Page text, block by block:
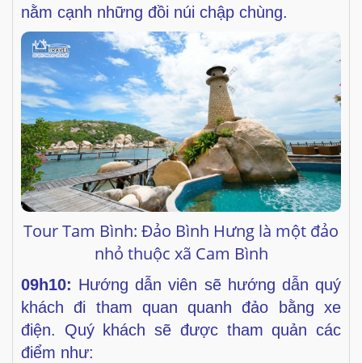
nằm cạnh những đồi núi chập chùng.
Tour Tam Bình: Đảo Bình Hưng là một đảo
nhỏ thuộc xã Cam Bình
09h10: Hướng dẫn viên sẽ hướng dẫn quý
khách đi tham quan quanh đảo bằng xe
điện. Quý khách sẽ được tham quản các
điểm như: